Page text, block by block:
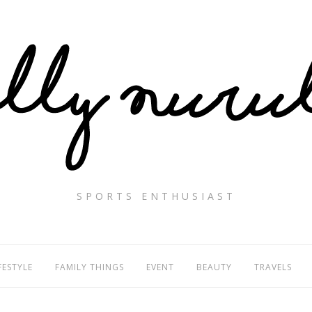
SPORTS ENTHUSIAST
FAMILY THINGS EVENT BEAUTY TRAVELS